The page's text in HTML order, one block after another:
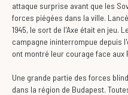
attaque surprise avant que les
forces piégées dans la ville.
1945, le sort de l'Axe était en jeu.
campagne ininterrompue depuis
ont montré leur courage face aux
Une grande partie des forces
dans la région de Budapest.